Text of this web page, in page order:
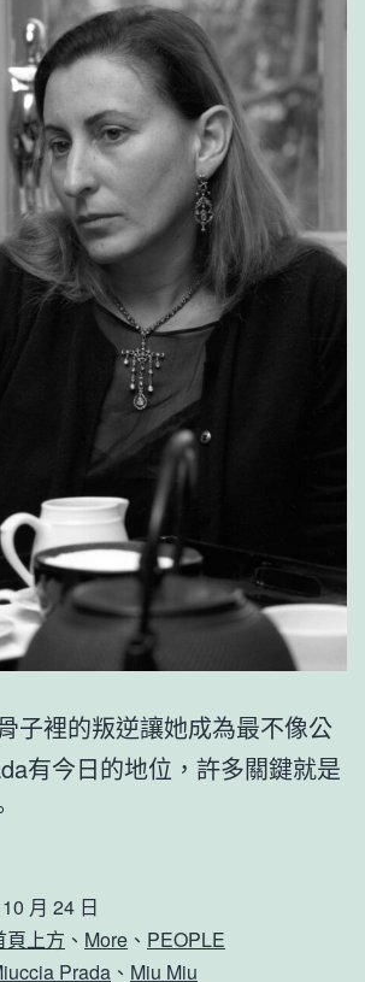
子裡的叛逆讓她成為最不像公
有今日的地位，許多關鍵就是
月 24 日
頁上方 、 More 、 PEOPLE
Prada 、 Miu Miu